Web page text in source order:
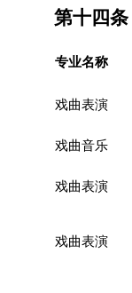
第十四条
专业名称
戏曲表演
戏曲音乐
戏曲表演
戏曲表演